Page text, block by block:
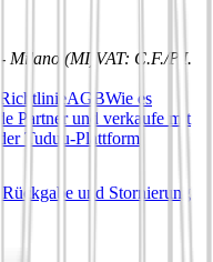
Milano (MI) VAT: C.F./P.I.
AGBWie es
Partner und verkaufe mit
Tuduu-Plattform
und Stornierung